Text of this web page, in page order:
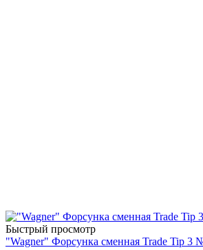
Быстрый просмотр
"Wagner" Форсунка сменная Trade Tip 3